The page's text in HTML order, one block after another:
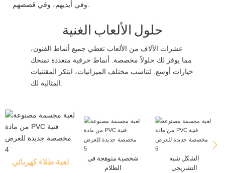
وفي أيديهم، وفي قصصهم.
حلول الألعاب الغنية
عشرات الآلاف من الألعاب تغطي جميع أنماط الفنون،
مما يوفر لك حلولاً مخصصة. أنماط حرفية متعددة تمنحك
خيارات أوسع. لتناسب مختلف الميزانيات، ابتكر المقتنيات
لعبة طلاء كهربائي
شخصية متوهجة في
الظلام
الشكل شبه
التشريحي